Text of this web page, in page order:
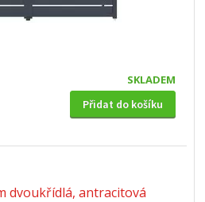
SKLADEM
Přidat do košíku
dvoukřídlá, antracitová